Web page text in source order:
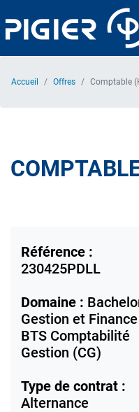
au
contenu
Accueil Offres Comptable
Référence :
230425PDLL
Domaine :
Gestion et
BTS Comptabilité
Gestion (CG)
Type de contrat :
Alternance